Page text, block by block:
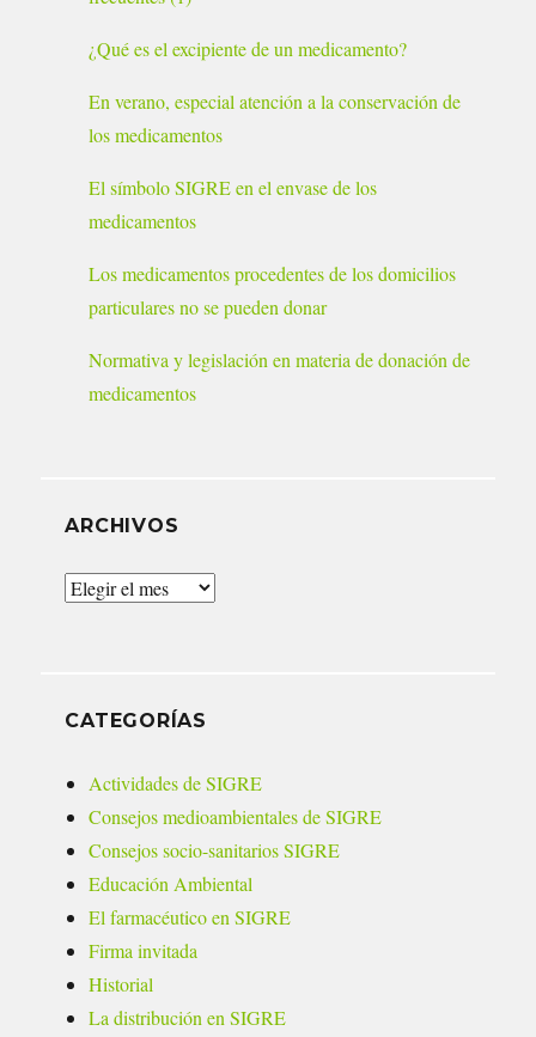
¿Qué es el excipiente de un medicamento?
En verano, especial atención a la conservación de
los medicamentos
El símbolo SIGRE en el envase de los
medicamentos
Los medicamentos procedentes de los domicilios
particulares no se pueden donar
Normativa y legislación en materia de donación de
medicamentos
ARCHIVOS
Archivos
CATEGORÍAS
Actividades de SIGRE
Consejos medioambientales de SIGRE
Consejos socio-sanitarios SIGRE
Educación Ambiental
El farmacéutico en SIGRE
Firma invitada
Historial
La distribución en SIGRE